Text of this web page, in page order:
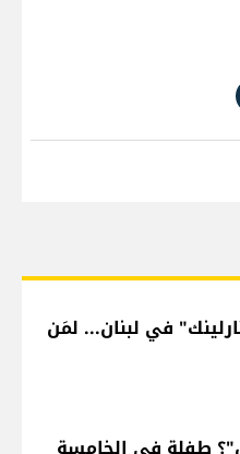
في لبنان... لمَن